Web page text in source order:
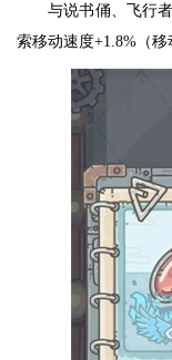
与说书俑、飞行
索移动速度+1.8%（